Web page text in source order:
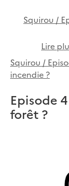
Squirou /
Lire
Squirou /
incendie ?
Episode
forêt ?